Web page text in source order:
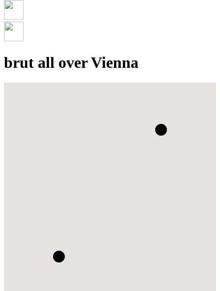
brut all over Vienna